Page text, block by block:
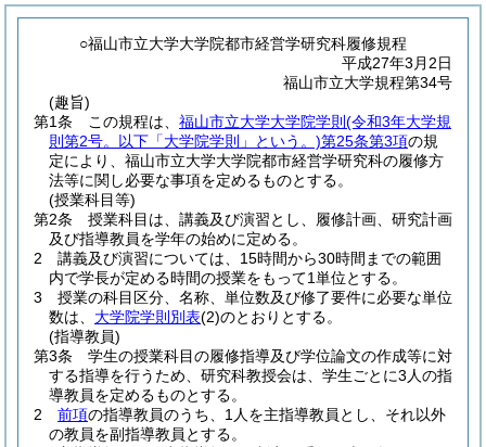
○福山市立大学大学院都市経営学研究科履修規程
平成27年3月2日
福山市立大学規程第34号
(趣旨)
第1条
この規程は、 福山市立大学大学院学則 (令和3年大学規
則第2号。以下「大学院学則」という。)第25条第3項の規
定により、福山市立大学大学院都市経営学研究科の履修方
法等に関し必要な事項を定めるものとする。
(授業科目等)
第2条
授業科目は、講義及び演習とし、履修計画、研究計画
及び指導教員を学年の始めに定める。
2
講義及び演習については、15時間から30時間までの範囲
内で学長が定める時間の授業をもって1単位とする。
3
授業の科目区分、名称、単位数及び修了要件に必要な単位
数は、 大学院学則別表(2)のとおりとする。
(指導教員)
第3条
学生の授業科目の履修指導及び学位論文の作成等に対
する指導を行うため、研究科教授会は、学生ごとに3人の指
導教員を定めるものとする。
2
前項の指導教員のうち、1人を主指導教員とし、それ以外
の教員を副指導教員とする。